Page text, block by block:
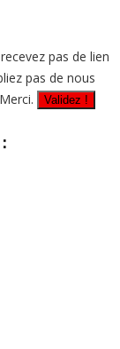
pas de lien
pas de nous